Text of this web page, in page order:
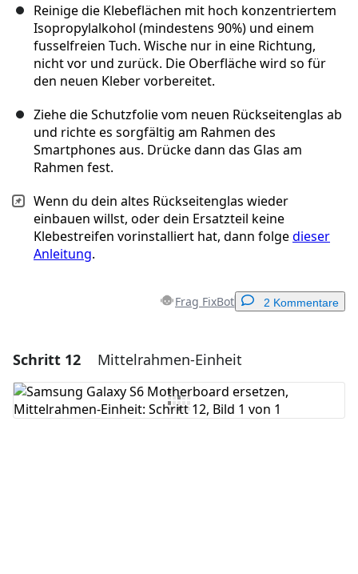
Reinige die Klebeflächen mit hoch konzentriertem
Isopropylalkohol (mindestens 90%) und einem
fusselfreien Tuch. Wische nur in eine Richtung,
nicht vor und zurück. Die Oberfläche wird so für
den neuen Kleber vorbereitet.
Ziehe die Schutzfolie vom neuen Rückseitenglas ab
und richte es sorgfältig am Rahmen des
Smartphones aus. Drücke dann das Glas am
Rahmen fest.
Wenn du dein altes Rückseitenglas wieder
einbauen willst, oder dein Ersatzteil keine
Klebestreifen vorinstalliert hat, dann folgedieser
Anleitung.
Frag FixBot 2 Kommentare
Einen Kommentar hinzufügen
Kommentar hinzufügen
Schritt 12 Mittelrahmen-Einheit